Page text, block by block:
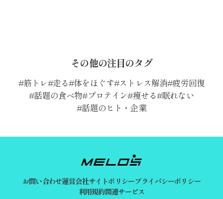
その他の注目のタグ
筋トレ 走る 体をほぐす ストレス解消 疲労回復
話題の食べ物 プロテイン 痩せる 眠れない
話題のヒト・企業
お問い合わせ運営会社サイトポリシープライバシーポリシー
利用規約関連サービス